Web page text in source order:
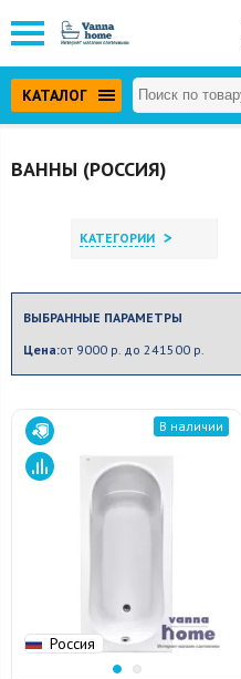
КАТАЛОГ
ВАННЫ (РОССИЯ)
КАТЕГОРИИ >
ВЫБРАННЫЕ ПАРАМЕТРЫ
Цена:от 9000 р. до 241500 р.
Россия
В наличии